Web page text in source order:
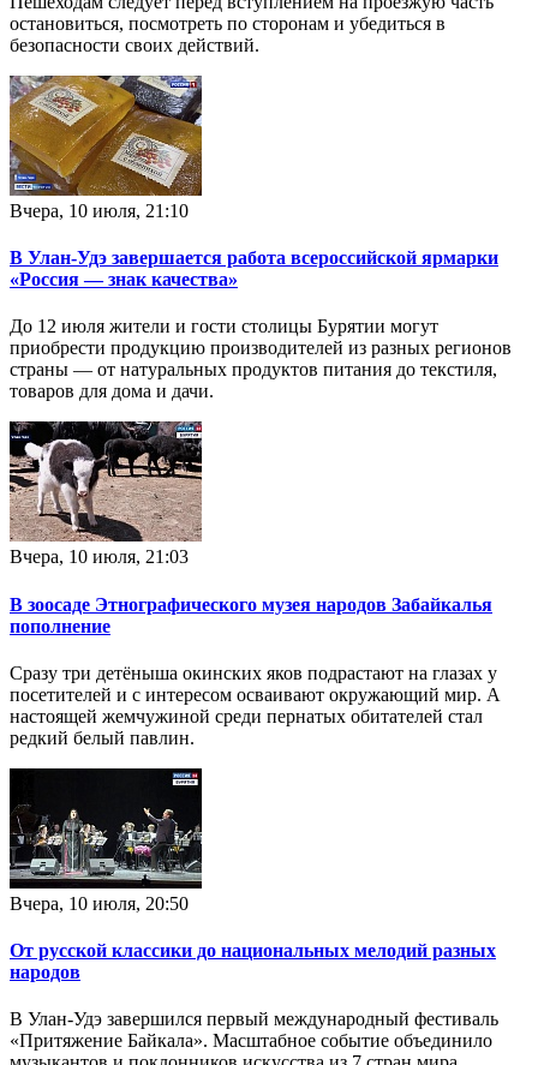
остановиться, посмотреть по сторонам и убедиться в
безопасности своих действий.
Вчера, 10 июля, 21:10
В Улан-Удэ завершается работа всероссийской ярмарки
«Россия — знак качества»
До 12 июля жители и гости столицы Бурятии могут
приобрести продукцию производителей из разных регионов
страны — от натуральных продуктов питания до текстиля,
товаров для дома и дачи.
Вчера, 10 июля, 21:03
В зоосаде Этнографического музея народов Забайкалья
пополнение
Сразу три детёныша окинских яков подрастают на глазах у
посетителей и с интересом осваивают окружающий мир. А
настоящей жемчужиной среди пернатых обитателей стал
редкий белый павлин.
Вчера, 10 июля, 20:50
От русской классики до национальных мелодий разных
народов
В Улан-Удэ завершился первый международный фестиваль
«Притяжение Байкала». Масштабное событие объединило